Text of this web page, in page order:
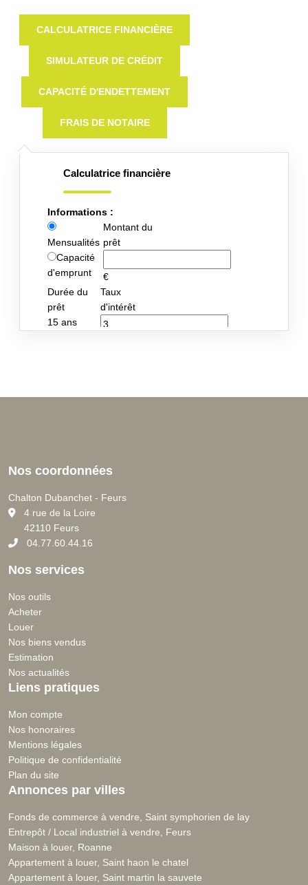
CALCULATRICE FINANCIÈRE
SIMULATEUR DE CRÉDIT
CAPACITÉ D'ENDETTEMENT
FRAIS DE NOTAIRE
Nos coordonnées
Chalton Dubanchet - Feurs
4 rue de la Loire
42110 Feurs
04.77.60.44.16
Nos services
Nos outils
Acheter
Louer
Nos biens vendus
Estimation
Nos actualités
Liens pratiques
Mon compte
Nos honoraires
Mentions légales
Politique de confidentialité
Plan du site
Annonces par villes
Fonds de commerce à vendre, Saint symphorien de lay
Entrepôt / Local industriel à vendre, Feurs
Maison à louer, Roanne
Appartement à louer, Saint haon le chatel
Appartement à louer, Saint martin la sauvete